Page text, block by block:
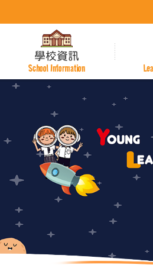
學校資訊
School Information